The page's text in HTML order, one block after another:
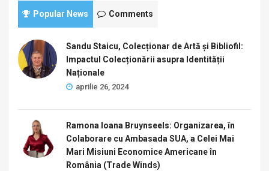
Popular News Comments
Sandu Staicu, Colecționar de Artă și Bibliofil:
Impactul Colecționării asupra Identității
Naționale
aprilie 26, 2024
Ramona Ioana Bruynseels: Organizarea, în
Colaborare cu Ambasada SUA, a Celei Mai
Mari Misiuni Economice Americane în
România (Trade Winds)